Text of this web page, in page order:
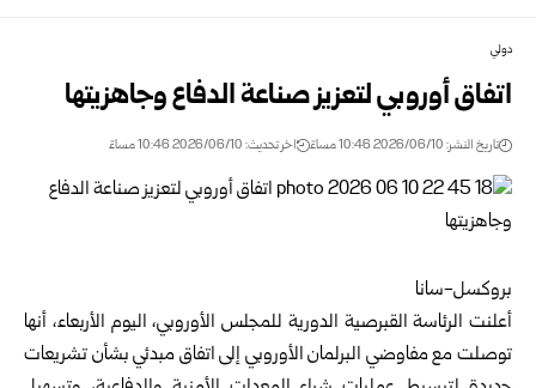
دولي
اتفاق أوروبي لتعزيز صناعة الدفاع وجاهزيتها
تاريخ النشر: 2026/06/10 10:46 مساءً اخر تحديث: 2026/06/10 10:46 مساءً
بروكسل-سانا
أعلنت الرئاسة القبرصية الدورية للمجلس الأوروبي، اليوم الأربعاء، أنها
توصلت مع مفاوضي البرلمان الأوروبي إلى اتفاق مبدئي بشأن تشريعات